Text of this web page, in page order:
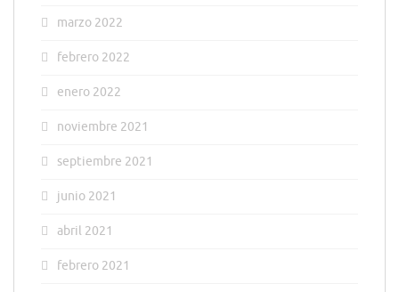
marzo 2022
febrero 2022
enero 2022
noviembre 2021
septiembre 2021
junio 2021
abril 2021
febrero 2021